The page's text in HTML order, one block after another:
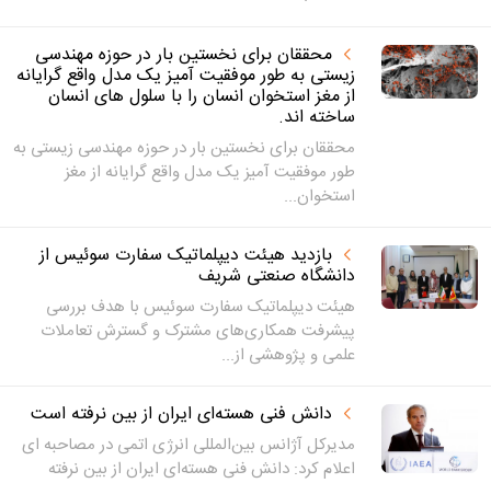
محققان برای نخستین بار در حوزه مهندسی
زیستی به طور موفقیت آمیز یک مدل واقع گرایانه
از مغز استخوان انسان را با سلول های انسان
ساخته اند.
محققان برای نخستین بار در حوزه مهندسی زیستی به
طور موفقیت آمیز یک مدل واقع گرایانه از مغز
استخوان...
بازدید هیئت دیپلماتیک سفارت سوئیس از
دانشگاه صنعتی شریف
هیئت دیپلماتیک سفارت سوئیس با هدف بررسی
پیشرفت همکاری‌های مشترک و گسترش تعاملات
علمی و پژوهشی از...
دانش فنی هسته‌ای ایران از بین نرفته است
مدیرکل آژانس بین‌المللی انرژی اتمی در مصاحبه ای
اعلام کرد: دانش فنی هسته‌ای ایران از بین نرفته